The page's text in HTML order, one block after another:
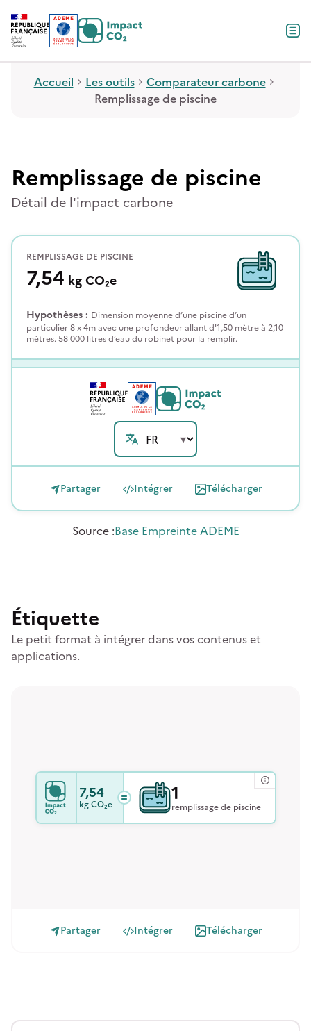
Contenu
Menu
Pied de page
Accueil Les outils
Comparateur carbone
Remplissage de piscine
Remplissage de piscine
Détail de l'impact carbone
REMPLISSAGE DE PISCINE
7,54 kgCO₂e
Hypothèses : Dimension moyenne d’une piscine d’un
particulier 8 x 4m avec une profondeur allant d'1,50 mètre à 2,10
mètres.58 000 litres d’eau du robinet pour la remplir.
Partager Intégrer Télécharger
Source:Base Empreinte ADEME
Étiquette
Le petit format à intégrer dans vos contenus et
applications.
7,54
kgCO₂e 1
remplissage de piscine
Partager Intégrer Télécharger